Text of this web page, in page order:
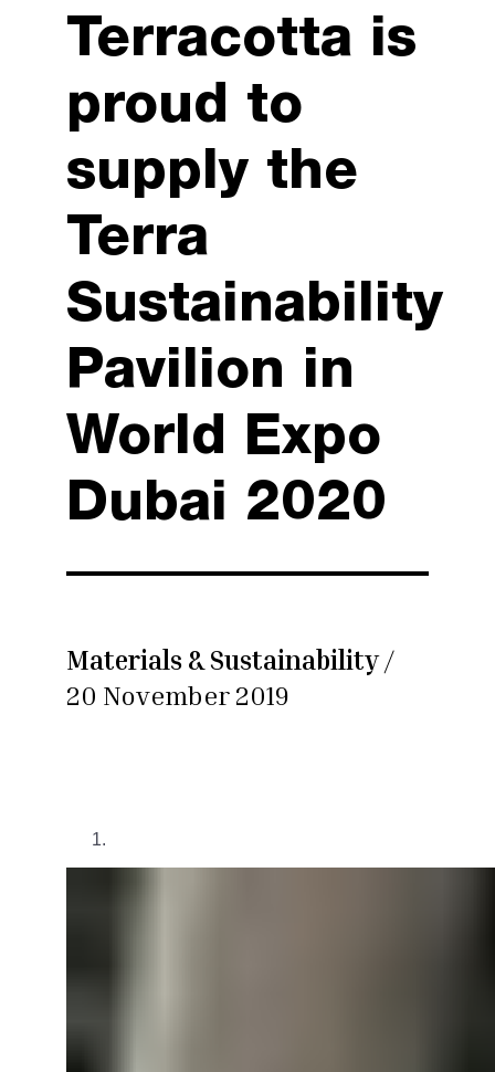
Terracotta is
proud to
supply the
Terra
Sustainability
Pavilion in
World Expo
Dubai 2020
Materials & Sustainability/
20 November 2019